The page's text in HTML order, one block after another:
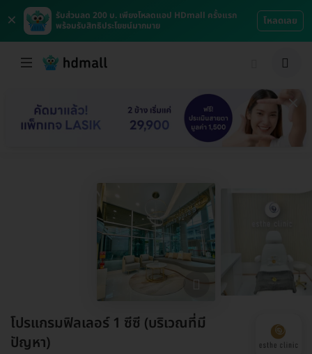
×
รับส่วนลด 200 บ. เพียงโหลดแอป HDmall ครั้งแรก
พร้อมรับสิทธิประโยชน์มากมาย
โหลดเลย
โปรแกรมฟิลเลอร์ 1 ซีซี (บริเวณที่มี
ปัญหา)